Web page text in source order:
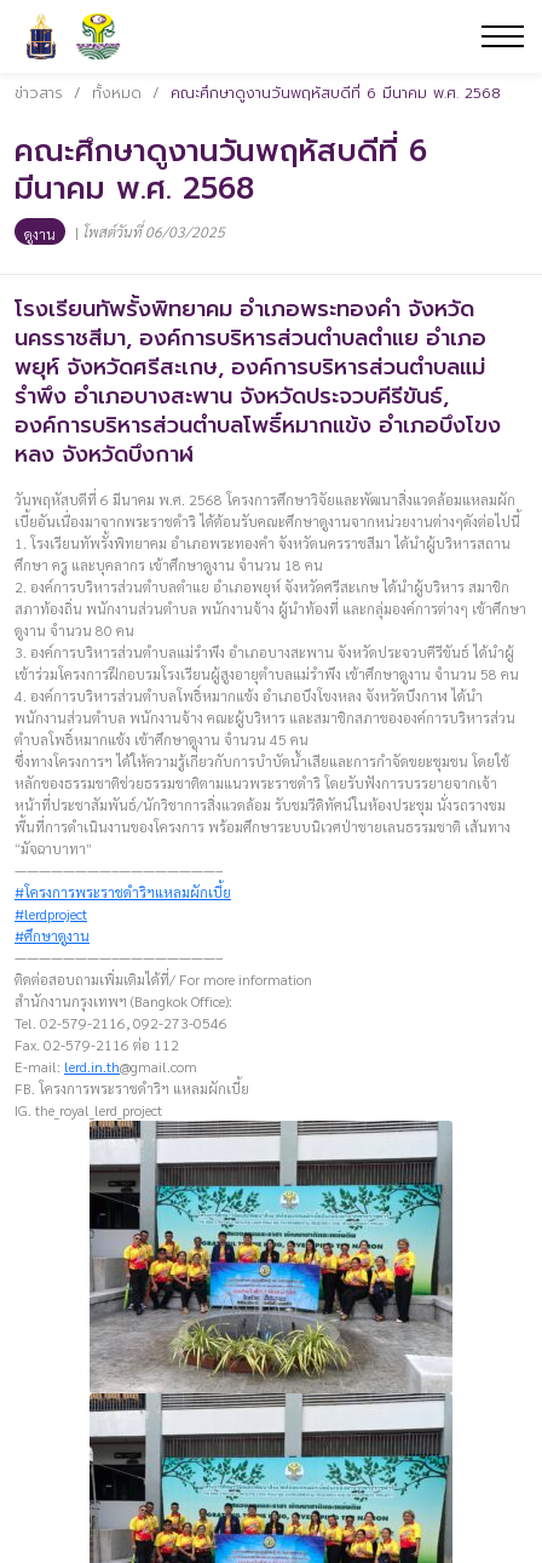
ข่าวสาร / ทั้งหมด / คณะศึกษาดูงานวันพฤหัสบดีที่ 6 มีนาคม พ.ศ. 2568
คณะศึกษาดูงานวันพฤหัสบดีที่ 6
มีนาคม พ.ศ. 2568
ดูงาน | โพสต์วันที่ 06/03/2025
โรงเรียนทัพรั้งพิทยาคม อำเภอพระทองคำ จังหวัด
นครราชสีมา, องค์การบริหารส่วนตำบลตำแย อำเภอ
พยุห์ จังหวัดศรีสะเกษ, องค์การบริหารส่วนตำบลแม่
รำพึง อำเภอบางสะพาน จังหวัดประจวบคีรีขันธ์,
องค์การบริหารส่วนตำบลโพธิ์หมากแข้ง อำเภอบึงโขง
หลง จังหวัดบึงกาฬ
วันพฤหัสบดีที่ 6 มีนาคม พ.ศ. 2568 โครงการศึกษาวิจัยและพัฒนาสิ่งแวดล้อมแหลมผัก
เบี้ยอันเนื่องมาจากพระราชดำริ ได้ต้อนรับคณะศึกษาดูงานจากหน่วยงานต่างๆดังต่อไปนี้
1. โรงเรียนทัพรั้งพิทยาคม อำเภอพระทองคำ จังหวัดนครราชสีมา ได้นำผู้บริหารสถาน
ศึกษา ครู และบุคลากร เข้าศึกษาดูงาน จำนวน 18 คน
2. องค์การบริหารส่วนตำบลตำแย อำเภอพยุห์ จังหวัดศรีสะเกษ ได้นำผู้บริหาร สมาชิก
สภาท้องถิ่น พนักงานส่วนตำบล พนักงานจ้าง ผู้นำท้องที่ และกลุ่มองค์การต่างๆ เข้าศึกษา
ดูงาน จำนวน 80 คน
3. องค์การบริหารส่วนตำบลแม่รำพึง อำเภอบางสะพาน จังหวัดประจวบคีรีขันธ์ ได้นำผู้
เข้าร่วมโครงการฝึกอบรมโรงเรียนผู้สูงอายุตำบลแม่รำพึง เข้าศึกษาดูงาน จำนวน 58 คน
4. องค์การบริหารส่วนตำบลโพธิ์หมากแข้ง อำเภอบึงโขงหลง จังหวัดบึงกาฬ ได้นำ
พนักงานส่วนตำบล พนักงานจ้าง คณะผู้บริหาร และสมาชิกสภาขององค์การบริหารส่วน
ตำบลโพธิ์หมากแข้ง เข้าศึกษาดูงาน จำนวน 45 คน
ซึ่งทางโครงการฯ ได้ให้ความรู้เกี่ยวกับการบำบัดน้ำเสียและการกำจัดขยะชุมชน โดยใช้
หลักของธรรมชาติช่วยธรรมชาติตามแนวพระราชดำริ โดยรับฟังการบรรยายจากเจ้า
หน้าที่ประชาสัมพันธ์/นักวิชาการสิ่งแวดล้อม รับชมวีดิทัศน์ในห้องประชุม นั่งรถรางชม
พื้นที่การดำเนินงานของโครงการ พร้อมศึกษาระบบนิเวศป่าชายเลนธรรมชาติ เส้นทาง
“มัจฉาบาทา”
————————–————————–
#โครงการพระราชดำริฯแหลมผักเบี้ย
#lerdproject
#ศึกษาดูงาน
————————–————————–
ติดต่อสอบถามเพิ่มเติมได้ที่/ For more information
สำนักงานกรุงเทพฯ (Bangkok Office):
Tel. 02-579-2116, 092-273-0546
Fax. 02-579-2116 ต่อ 112
E-mail: lerd.in.th@gmail.com
FB. โครงการพระราชดำริฯ แหลมผักเบี้ย
IG. the_royal_lerd_project